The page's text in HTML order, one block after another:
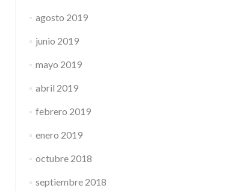
agosto 2019
junio 2019
mayo 2019
abril 2019
febrero 2019
enero 2019
octubre 2018
septiembre 2018